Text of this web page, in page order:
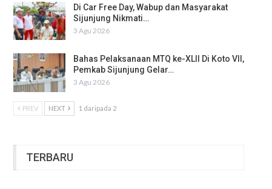
Di Car Free Day, Wabup dan Masyarakat
Sijunjung Nikmati…
3 Agu 2026
Bahas Pelaksanaan MTQ ke-XLII Di Koto VII,
Pemkab Sijunjung Gelar…
3 Agu 2026
PREV NEXT 1 daripada 2
TERBARU